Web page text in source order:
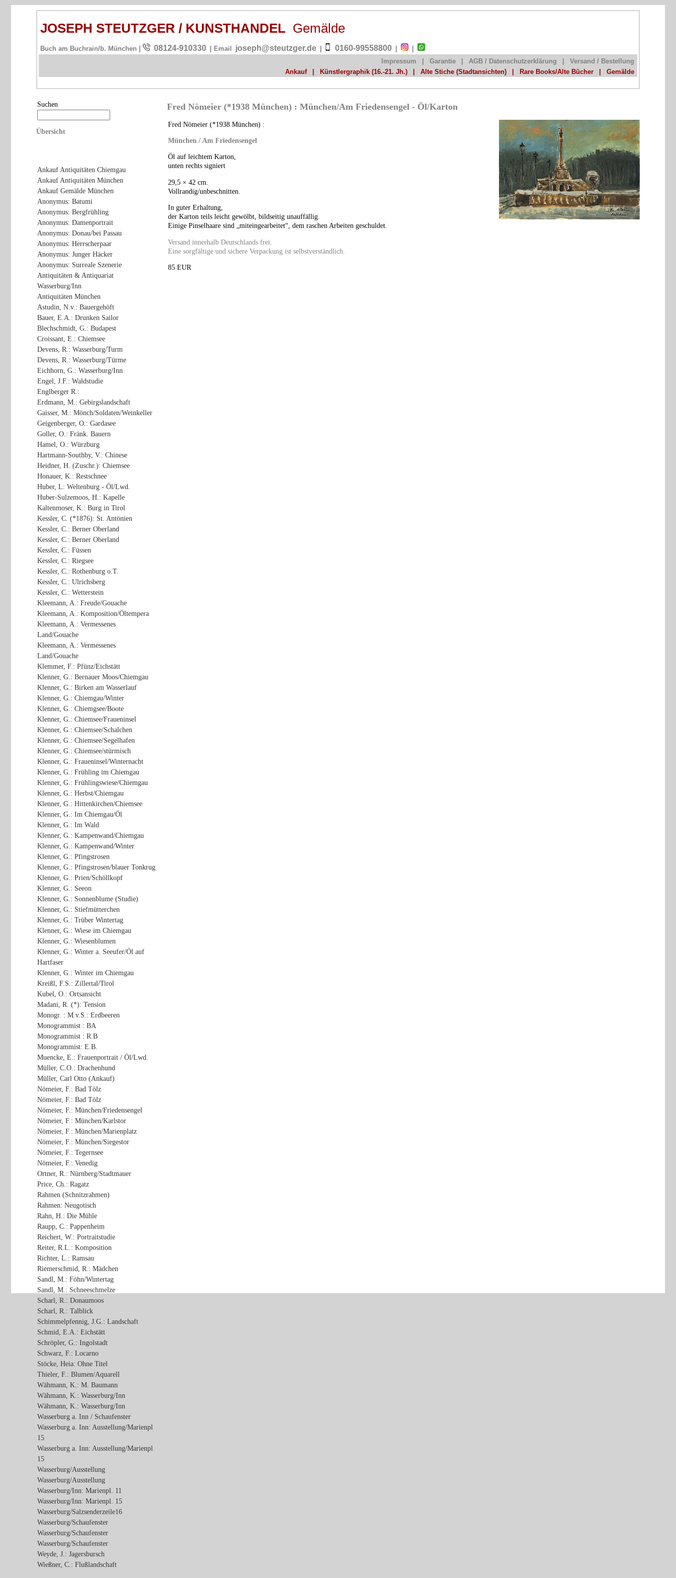
JOSEPH STEUTZGER / KUNSTHANDEL Gemälde
Buch am Buchrain/b. München | 08124-910330 | Email joseph@steutzger.de 0160-99558800
Impressum
Garantie AGB / Datenschutzerklärung
Versand / Bestellung
Ankauf
Künstlergraphik (16.-21. Jh.) Alte Stiche (Stadtansichten) Rare Books/Alte Bücher Gemälde
Suchen
Übersicht
Ankauf Antiquitäten Chiemgau
Ankauf Antiquitäten München
Ankauf Gemälde München
Anonymus: Batumi
Anonymus: Bergfrühling
Anonymus: Damenportrait
Anonymus: Donau/bei Passau
Anonymus: Herrscherpaar
Anonymus: Junger Häcker
Anonymus: Surreale Szenerie
Antiquitäten & Antiquariat
Wasserburg/Inn
Antiquitäten München
Astudin, N.v.: Bauergehöft
Bauer, E.A.: Drunken Sailor
Blechschmidt, G.: Budapest
Croissant, E.: Chiemsee
Devens, R.: Wasserburg/Turm
Devens, R.: Wasserburg/Türme
Eichhorn, G.: Wasserburg/Inn
Engel, J.F.: Waldstudie
Englberger R.:
Erdmann, M.: Gebirgslandschaft
Gaisser, M.: Mönch/Soldaten/Weinkeller
Geigenberger, O.: Gardasee
Goller, O.: Fränk. Bauern
Hamel, O.: Würzburg
Hartmann-Southby, V.: Chinese
Heidner, H. (Zuschr.): Chiemsee
Honauer, K.: Restschnee
Huber, L: Weltenburg - Öl/Lwd.
Huber-Sulzemoos, H.: Kapelle
Kaltenmoser, K.: Burg in Tirol
Kessler, C. (*1876): St. Antönien
Kessler, C.: Berner Oberland
Kessler, C.: Berner Oberland
Kessler, C.: Füssen
Kessler, C.: Riegsee
Kessler, C.: Rothenburg o.T.
Kessler, C.: Ulrichsberg
Kessler, C.: Wetterstein
Kleemann, A.: Freude/Gouache
Kleemann, A.: Komposition/Öltempera
Kleemann, A.: Vermessenes
Land/Gouache
Kleemann, A.: Vermessenes
Land/Gouache
Klemmer, F.: Pfünz/Eichstätt
Klenner, G.: Bernauer Moos/Chiemgau
Klenner, G.: Birken am Wasserlauf
Klenner, G.: Chiemgau/Winter
Klenner, G.: Chiemgsee/Boote
Klenner, G.: Chiemsee/Fraueninsel
Klenner, G.: Chiemsee/Schalchen
Klenner, G.: Chiemsee/Segelhafen
Klenner, G.: Chiemsee/stürmisch
Klenner, G.: Fraueninsel/Winternacht
Klenner, G.: Frühling im Chiemgau
Klenner, G.: Frühlingswiese/Chiemgau
Klenner, G.: Herbst/Chiemgau
Klenner, G.: Hittenkirchen/Chiemsee
Klenner, G.: Im Chiemgau/Öl
Klenner, G.: Im Wald
Klenner, G.: Kampenwand/Chiemgau
Klenner, G.: Kampenwand/Winter
Klenner, G.: Pfingstrosen
Klenner, G.: Pfingstrosen/blauer Tonkrug
Klenner, G.: Prien/Schöllkopf
Klenner, G.: Seeon
Klenner, G.: Sonnenblume (Studie)
Klenner, G.: Stiefmütterchen
Klenner, G.: Trüber Wintertag
Klenner, G.: Wiese im Chiemgau
Klenner, G.: Wiesenblumen
Klenner, G.: Winter a. Seeufer/Öl auf
Hartfaser
Klenner, G.: Winter im Chiemgau
Kreißl, F.S.: Zillertal/Tirol
Kubel, O.: Ortsansicht
Madani, R. (*): Tension
Monogr. : M.v.S.: Erdbeeren
Monogrammist : BA
Monogrammist : R.B
Monogrammist: E.B.
Muencke, E.: Frauenportrait / Öl/Lwd.
Müller, C.O.: Drachenhund
Müller, Carl Otto (Ankauf)
Nömeier, F.: Bad Tölz
Nömeier, F.: Bad Tölz
Nömeier, F.: München/Friedensengel
Nömeier, F.: München/Karlstor
Nömeier, F.: München/Marienplatz
Nömeier, F.: München/Siegestor
Nömeier, F.: Tegernsee
Nömeier, F.: Venedig
Ortner, R.: Nürnberg/Stadtmauer
Price, Ch.: Ragatz
Rahmen (Schnitzrahmen)
Rahmen: Neugotisch
Rahn, H.: Die Mühle
Raupp, C.: Pappenheim
Reichert, W.: Portraitstudie
Reiter, R.L.: Komposition
Richter, L.: Ramsau
Riemerschmid, R.: Mädchen
Sandl, M.: Föhn/Wintertag
Sandl, M.: Schneeschmelze
Scharl, R.: Donaumoos
Scharl, R.: Talblick
Schimmelpfennig, J.G.: Landschaft
Schmid, E.A.: Eichstätt
Schröpler, G.: Ingolstadt
Schwarz, F.: Locarno
Stöcke, Heia: Ohne Titel
Thieler, F.: Blumen/Aquarell
Wähmann, K.: M. Baumann
Wähmann, K.: Wasserburg/Inn
Wähmann, K.: Wasserburg/Inn
Wasserburg a. Inn / Schaufenster
Wasserburg a. Inn: Ausstellung/Marienpl
15
Wasserburg a. Inn: Ausstellung/Marienpl
15
Wasserburg/Ausstellung
Wasserburg/Ausstellung
Wasserburg/Inn: Marienpl. 11
Wasserburg/Inn: Marienpl. 15
Wasserburg/Salzsenderzeile16
Wasserburg/Schaufenster
Wasserburg/Schaufenster
Wasserburg/Schaufenster
Weyde, J.: Jagersbursch
Wießner, C.: Flußlandschaft
Fred Nömeier (*1938 München) : München/Am Friedensengel - Öl/Karton
Fred Nömeier (*1938 München) :
München / Am Friedensengel
Öl auf leichtem Karton,
unten rechts signiert
29,5 × 42 cm.
Vollrandig/unbeschnitten.
In guter Erhaltung,
der Karton teils leicht gewölbt, bildseitig unauffällig.
Einige Pinselhaare sind „miteingearbeitet“, dem raschen Arbeiten geschuldet.
Versand innerhalb Deutschlands frei.
Eine sorgfältige und sichere Verpackung ist selbstverständlich.
85 EUR